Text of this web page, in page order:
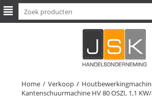
Home / Verkoop /
Kantenschuurmachine HV 80 OSZI, 1,1